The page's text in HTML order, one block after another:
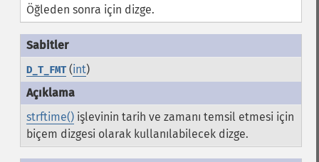
Öğleden sonra için dizge.
D_T_FMT(int)
strftime()işlevinin tarih ve zamanı temsil etmesi için
biçem dizgesi olarak kullanılabilecek dizge.